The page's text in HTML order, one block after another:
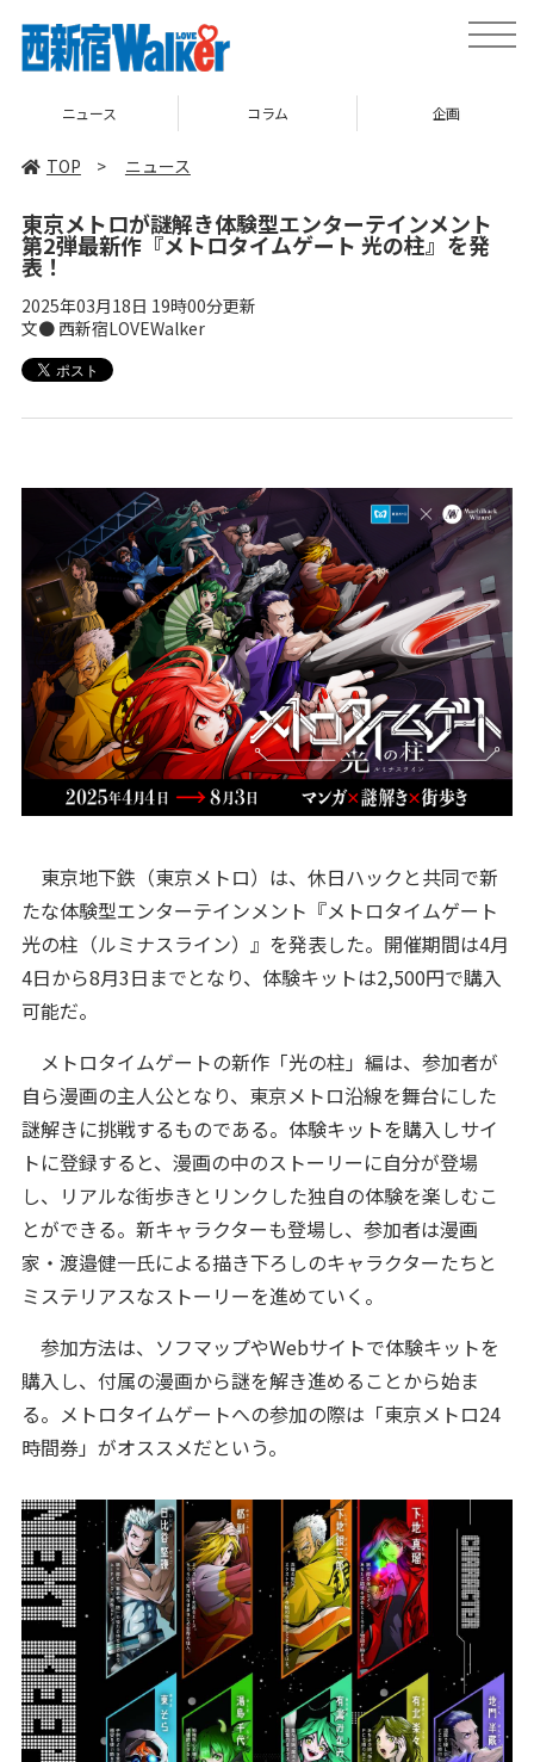
toggle
ニュース コラム 企画
TOP > ニュース
東京メトロが謎解き体験型エンターテインメント
第2弾最新作『メトロタイムゲート 光の柱』を発
表！
2025年03月18日 19時00分更新
文● 西新宿LOVEWalker
東京地下鉄（東京メトロ）は、休日ハックと共同で新
たな体験型エンターテインメント『メトロタイムゲート
光の柱（ルミナスライン）』を発表した。開催期間は4月
4日から8月3日までとなり、体験キットは2,500円で購入
可能だ。
メトロタイムゲートの新作「光の柱」編は、参加者が
自ら漫画の主人公となり、東京メトロ沿線を舞台にした
謎解きに挑戦するものである。体験キットを購入しサイ
トに登録すると、漫画の中のストーリーに自分が登場
し、リアルな街歩きとリンクした独自の体験を楽しむこ
とができる。新キャラクターも登場し、参加者は漫画
家・渡邉健一氏による描き下ろしのキャラクターたちと
ミステリアスなストーリーを進めていく。
参加方法は、ソフマップやWebサイトで体験キットを
購入し、付属の漫画から謎を解き進めることから始ま
る。メトロタイムゲートへの参加の際は「東京メトロ24
時間券」がオススメだという。